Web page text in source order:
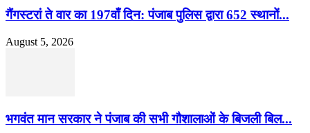
गैंगस्टरां ते वार का 197वाँ दिन: पंजाब पुलिस द्वारा 652 स्थानों...
August 5, 2026
भगवंत मान सरकार ने पंजाब की सभी गौशालाओं के बिजली बिल...